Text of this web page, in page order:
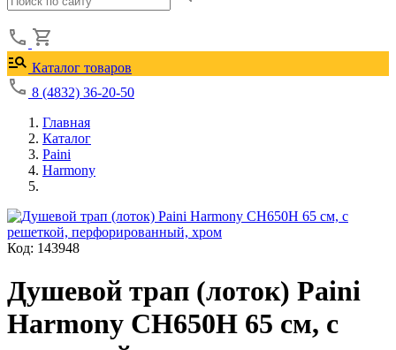
Каталог товаров
8 (4832) 36-20-50
Главная
Каталог
Paini
Harmony
Код: 143948
Душевой трап (лоток) Paini
Harmony CH650H 65 см, с